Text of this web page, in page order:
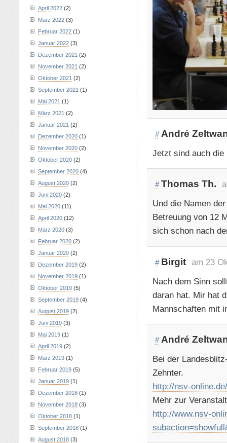
# André
Jetzt sind auch
# Thomas Th.
Und die Namen
Betreuung von 12
sich schon nach
# Birgit
am 23
Nach dem Sinn
daran hat. Mir hat
Mannschaften mit
# André
Bei der
Zehnter.
http://nsv-
Mehr zur
http://www.nsv-
April 2022 (2)
März 2022 (3)
Februar 2022 (1)
Januar 2022 (3)
Dezember 2021 (2)
November 2021 (2)
Oktober 2021 (2)
September 2021 (1)
Mai 2021 (1)
März 2021 (2)
Januar 2021 (2)
Dezember 2020 (1)
November 2020 (2)
Oktober 2020 (2)
September 2020 (4)
August 2020 (2)
Juni 2020 (2)
Mai 2020 (11)
April 2020 (12)
März 2020 (3)
Februar 2020 (2)
Januar 2020 (2)
Dezember 2019 (2)
November 2019 (1)
Oktober 2019 (5)
September 2019 (4)
August 2019 (2)
Juni 2019 (3)
Mai 2019 (1)
April 2019 (2)
März 2019 (1)
Februar 2019 (5)
Januar 2019 (1)
Dezember 2018 (1)
November 2018 (3)
Oktober 2018 (1)
September 2018 (1)
August 2018 (3)